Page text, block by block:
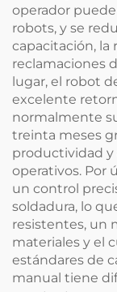
operador
robots, y se
capacitación, la
reclamaciones
lugar, el robot
excelente
normalmente
treinta meses
productividad y
operativos. Por
un control
soldadura, lo
resistentes, un
materiales y el
estándares de
manual tiene